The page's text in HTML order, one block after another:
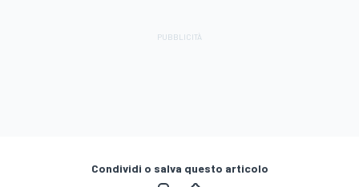
Condividi o salva questo articolo